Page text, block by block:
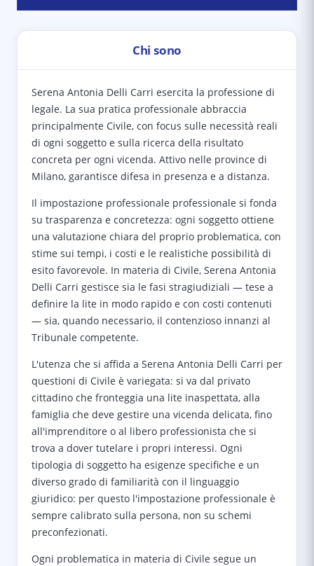
Chi sono
Serena Antonia Delli Carri esercita la professione di
legale. La sua pratica professionale abbraccia
principalmente Civile, con focus sulle necessità reali
di ogni soggetto e sulla ricerca della risultato
concreta per ogni vicenda. Attivo nelle province di
Milano, garantisce difesa in presenza e a distanza.
Il impostazione professionale professionale si fonda
su trasparenza e concretezza: ogni soggetto ottiene
una valutazione chiara del proprio problematica, con
stime sui tempi, i costi e le realistiche possibilità di
esito favorevole. In materia di Civile, Serena Antonia
Delli Carri gestisce sia le fasi stragiudiziali — tese a
definire la lite in modo rapido e con costi contenuti
— sia, quando necessario, il contenzioso innanzi al
Tribunale competente.
L'utenza che si affida a Serena Antonia Delli Carri per
questioni di Civile è variegata: si va dal privato
cittadino che fronteggia una lite inaspettata, alla
famiglia che deve gestire una vicenda delicata, fino
all'imprenditore o al libero professionista che si
trova a dover tutelare i propri interessi. Ogni
tipologia di soggetto ha esigenze specifiche e un
diverso grado di familiarità con il linguaggio
giuridico: per questo l'impostazione professionale è
sempre calibrato sulla persona, non su schemi
preconfezionati.
Ogni problematica in materia di Civile segue un